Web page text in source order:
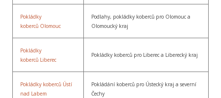
Pokládky
koberců Olomouc
Podlahy, pokládky koberců pro Olomouc a
Olomoucký kraj
Pokládky
koberců Liberec
Pokládky koberců pro Liberec a Liberecký kraj
Pokládky koberců Ústí
nad Labem
Pokládání koberců pro Ústecký kraj a severní
Čechy